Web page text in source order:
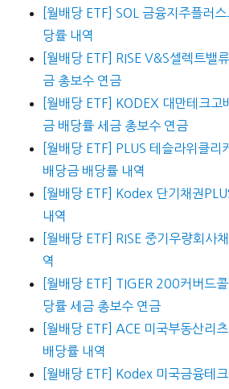
[월배당 ETF] SOL 금융지주플러
당률 내역
[월배당 ETF] RISE V&S셀렉트밸
금 총보수 연금
[월배당 ETF] KODEX 대만테크고
금 배당률 세금 총보수 연금
[월배당 ETF] PLUS 테슬라위클리
배당금 배당률 내역
[월배당 ETF] Kodex 단기채권
내역
[월배당 ETF] RISE 중기우량회사
역
[월배당 ETF] TIGER 200커버드
당률 세금 총보수 연금
[월배당 ETF] ACE 미국부동산리
배당률 내역
[월배당 ETF] Kodex 미국금융테